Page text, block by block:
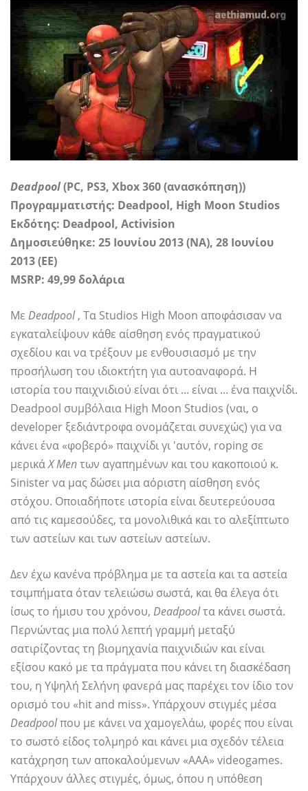
Deadpool(PC, PS3, Xbox 360 (ανασκόπηση))
Προγραμματιστής: Deadpool, High Moon Studios
Εκδότης: Deadpool, Activision
Δημοσιεύθηκε: 25 Ιουνίου 2013 (NA), 28 Ιουνίου
2013 (ΕΕ)
MSRP: 49,99 δολάρια
Με Deadpool, Τα Studios High Moon αποφάσισαν να
εγκαταλείψουν κάθε αίσθηση ενός πραγματικού
σχεδίου και να τρέξουν με ενθουσιασμό με την
προσήλωση του ιδιοκτήτη για αυτοαναφορά. Η
ιστορία του παιχνιδιού είναι ότι ... είναι ... ένα παιχνίδι.
Deadpool συμβόλαια High Moon Studios (ναι, ο
developer ξεδιάντροφα ονομάζεται συνεχώς) για να
κάνει ένα «φοβερό» παιχνίδι γι 'αυτόν, roping σε
μερικάX Menτων αγαπημένων και του κακοποιού κ.
Sinister να μας δώσει μια αόριστη αίσθηση ενός
στόχου. Οποιαδήποτε ιστορία είναι δευτερεύουσα
από τις καμεσούδες, τα μονολιθικά και το αλεξίπτωτο
των αστείων και των αστείων αστείων.
Δεν έχω κανένα πρόβλημα με τα αστεία και τα αστεία
τσιμπήματα όταν τελειώσω σωστά, και θα έλεγα ότι
ίσως το ήμισυ του χρόνου, Deadpoolτα κάνει σωστά.
Περνώντας μια πολύ λεπτή γραμμή μεταξύ
σατιρίζοντας τη βιομηχανία παιχνιδιών και είναι
εξίσου κακό με τα πράγματα που κάνει τη διασκέδαση
του, η Υψηλή Σελήνη φανερά μας παρέχει τον ίδιο τον
ορισμό του «hit and miss». Υπάρχουν στιγμές μέσα
Deadpoolπου με κάνει να χαμογελάω, φορές που είναι
το σωστό είδος τολμηρό και κάνει μια σχεδόν τέλεια
κατάχρηση των αποκαλούμενων «AAA» videogames.
Υπάρχουν άλλες στιγμές, όμως, όπου η υπόθεση